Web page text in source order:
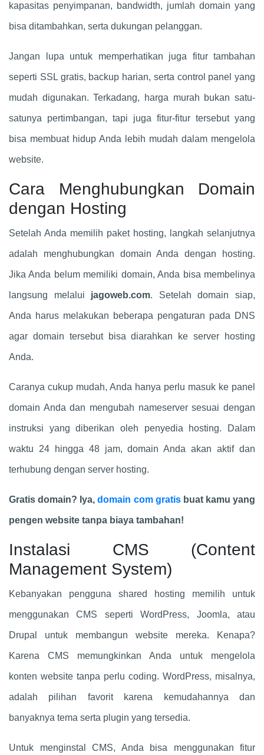
kapasitas penyimpanan, bandwidth, jumlah domain yang
bisa ditambahkan, serta dukungan pelanggan.
Jangan lupa untuk memperhatikan juga fitur tambahan
seperti SSL gratis, backup harian, serta control panel yang
mudah digunakan. Terkadang, harga murah bukan satu-
satunya pertimbangan, tapi juga fitur-fitur tersebut yang
bisa membuat hidup Anda lebih mudah dalam mengelola
website.
Cara Menghubungkan Domain
dengan Hosting
Setelah Anda memilih paket hosting, langkah selanjutnya
adalah menghubungkan domain Anda dengan hosting.
Jika Anda belum memiliki domain, Anda bisa membelinya
langsung melalui jagoweb.com. Setelah domain siap,
Anda harus melakukan beberapa pengaturan pada DNS
agar domain tersebut bisa diarahkan ke server hosting
Anda.
Caranya cukup mudah, Anda hanya perlu masuk ke panel
domain Anda dan mengubah nameserver sesuai dengan
instruksi yang diberikan oleh penyedia hosting. Dalam
waktu 24 hingga 48 jam, domain Anda akan aktif dan
terhubung dengan server hosting.
Gratis domain? Iya,domain com gratisbuat kamu yang
pengen website tanpa biaya tambahan!
Instalasi CMS (Content
Management System)
Kebanyakan pengguna shared hosting memilih untuk
menggunakan CMS seperti WordPress, Joomla, atau
Drupal untuk membangun website mereka. Kenapa?
Karena CMS memungkinkan Anda untuk mengelola
konten website tanpa perlu coding. WordPress, misalnya,
adalah pilihan favorit karena kemudahannya dan
banyaknya tema serta plugin yang tersedia.
Untuk menginstal CMS, Anda bisa menggunakan fitur